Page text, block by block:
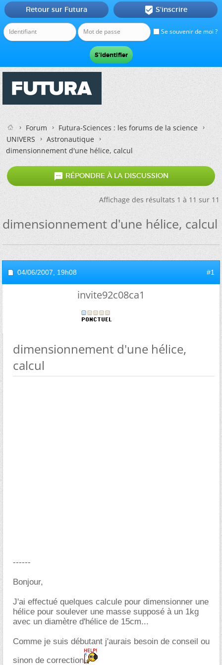
Se souvenir de moi ?
Retour sur Futura  S'inscrire
Forum
Futura-Sciences : les forums de la science
UNIVERS
Astronautique
dimensionnement d'une hélice, calcul
 RÉPONDRE À LA DISCUSSION
Affichage des résultats 1 à 11 sur 11
dimensionnement d'une hélice, calcul
04/06/2007, 19h08 #1
invite92c08ca1
dimensionnement d'une hélice,
calcul
------
Bonjour,
J'ai effectué quelques calcule pour dimensionner une
hélice pour soulever une masse supposé à un 1kg
avec un diamètre d'hélice de 15cm...
Comme je suis débutant j'aurais besoin de conseil ou
sinon de correction